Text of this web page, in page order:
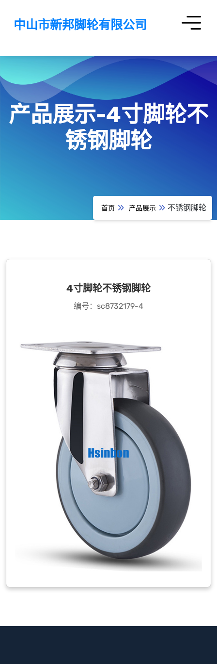
中山市新邦脚轮有限公司
产品展示-4寸脚轮不
锈钢脚轮
首页 产品展示 不锈钢脚轮
4寸脚轮不锈钢脚轮
编号：sc8732179-4